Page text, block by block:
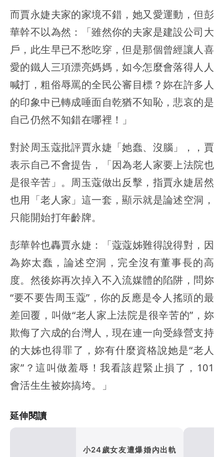
而賈永婕夫家的家境不錯，她又愛運動，但彭
華幹不以為然：「雖然你的夫家是建設公司大
戶，此生早已不愁吃穿，但是那個曾經讓人喜
愛的鐵人三項漂亮媽媽，如今怎麼會落得人人
喊打，粗俗辱罵的全民公審目標？妳在許多人
的印象中已轉成唾面自乾猶不知恥，悲哀的是
自己仍然不知錯在哪裡！」
對於周玉蔻批評賈永婕「她蠢、沒腦」，，賈
表示自己不會提告，「因為老人家要上法院也
是很辛苦」。周玉蔻做出反擊，指賈永婕居然
也用「老人家」這一套，顯示就是論述空洞，
只能開始打年齡牌。
彭華幹也轟賈永婕：「蔻蔻姊難得說得對，因
為妳太蠢，論述空洞，完全沒有董事長的高
度。然後妳再次掉入不入流媒體的陷阱，問妳
“要不要告周玉蔻”，你的反應是令人搖頭的最
差回覆，叫做“老人家上法院是很辛苦的”，妳
欺侮了六成的台灣人，現在連一向受綠營支持
的大姊也得罪了，妳有什麼資格說她是“老人
家”？這叫做羞辱！我看該趕緊止損了，101
會活生生被妳搞垮。」
延伸閱讀
小24歲女友遭爆婚內出軌